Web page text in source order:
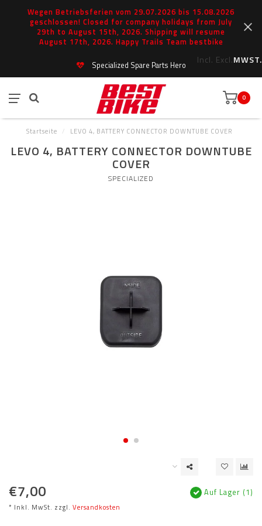
Wegen Betriebsferien vom 29.07.2026 bis 15.08.2026
geschlossen! Closed for company holidays from July
29th to August 15th, 2026. Shipping will resume
August 17th, 2026. Happy Trails Team bestbike
Incl. Excl.MWST.
Specialized Spare Parts Hero
0
Startseite / LEVO 4, BATTERY CONNECTOR DOWNTUBE COVER
LEVO 4, BATTERY CONNECTOR DOWNTUBE
COVER
SPECIALIZED
€7,00
* Inkl. MwSt. zzgl. Versandkosten
Auf Lager (1)